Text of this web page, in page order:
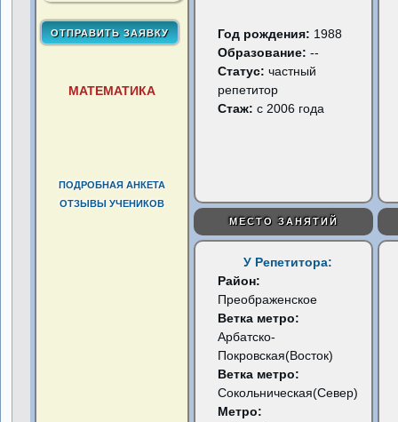
МАТЕМАТИКА
ПОДРОБНАЯ АНКЕТА
ОТЗЫВЫ УЧЕНИКОВ
Год рождения: 1988
Образование: --
Статус:частный
репетитор
Стаж: с 2006 года
МЕСТО ЗАНЯТИЙ
У Репетитора:
Район:
Преображенское
Ветка метро:
Арбатско-
Покровская(Восток)
Ветка метро:
Сокольническая(Север)
Метро: